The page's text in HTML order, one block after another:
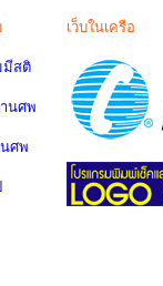
มีสติ
นศพ
ศพ
เว็บในเครือ